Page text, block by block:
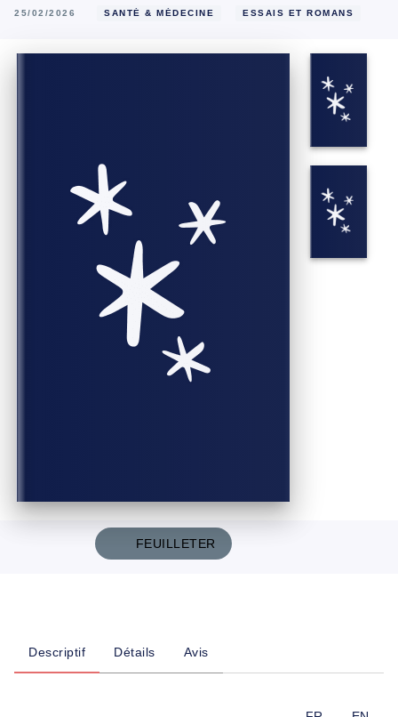
25/02/2026 SANTÉ & MÉDECINE ESSAIS ET ROMANS
FEUILLETER
Descriptif Détails Avis